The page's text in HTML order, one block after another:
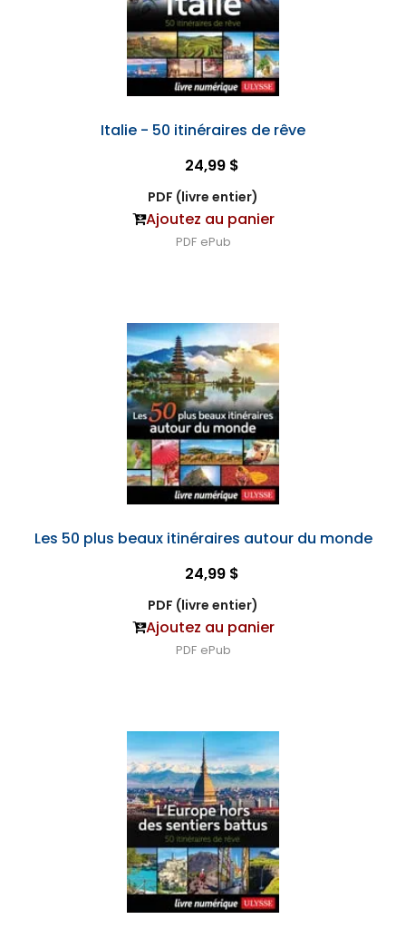
Italie - 50 itinéraires de rêve
24,99 $
PDF (livre entier)
Ajoutez au panier
PDF ePub
Les 50 plus beaux itinéraires autour du monde
24,99 $
PDF (livre entier)
Ajoutez au panier
PDF ePub